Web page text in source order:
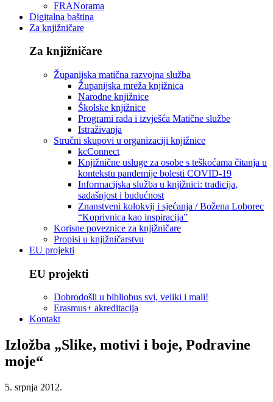
FRANorama
Digitalna baština
Za knjižničare
Za knjižničare
Županijska matična razvojna služba
Županijska mreža knjižnica
Narodne knjižnice
Školske knjižnice
Programi rada i izvješća Matične službe
Istraživanja
Stručni skupovi u organizaciji knjižnice
kcConnect
Knjižnične usluge za osobe s teškoćama čitanja u
kontekstu pandemije bolesti COVID-19
Informacijska služba u knjižnici: tradicija,
sadašnjost i budućnost
Znanstveni kolokvij i sjećanja / Božena Loborec
“Koprivnica kao inspiracija”
Korisne poveznice za knjižničare
Propisi u knjižničarstvu
EU projekti
EU projekti
Dobrodošli u bibliobus svi, veliki i mali!
Erasmus+ akreditacija
Kontakt
Izložba „Slike, motivi i boje, Podravine
moje“
5. srpnja 2012.